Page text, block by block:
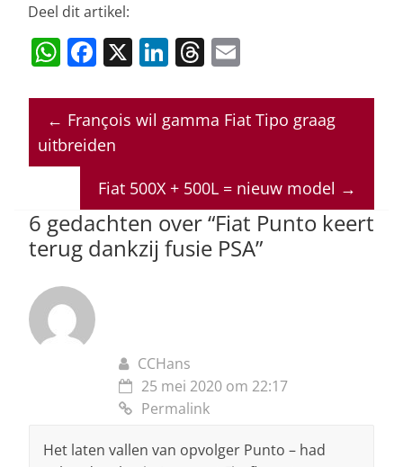
Deel dit artikel:
W
at
s
A
p
F
c
e
o
o
k
X Li
k
e
n
T
re
a
s
ai
l
← François wil gamma Fiat Tipo graag
uitbreiden
Fiat 500X + 500L = nieuw model →
6 gedachten over “Fiat Punto keert
terug dankzij fusie PSA”
CCHans
25 mei 2020 om 22:17
Permalink
Het laten vallen van opvolger Punto – had